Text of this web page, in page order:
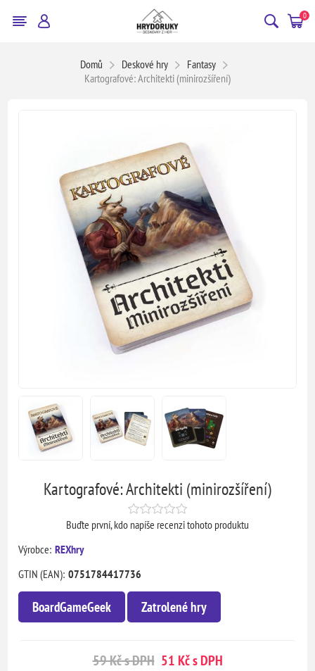
0
Domů Deskové hry
Fantasy
Kartografové: Architekti (minirozšíření)
Kartografové: Architekti (minirozšíření)
Buďte první, kdo napíše recenzi tohoto produktu
Výrobce: REXhry
GTIN (EAN): 0751784417736
BoardGameGeek Zatrolené hry
59 Kč s DPH 51 Kč s DPH